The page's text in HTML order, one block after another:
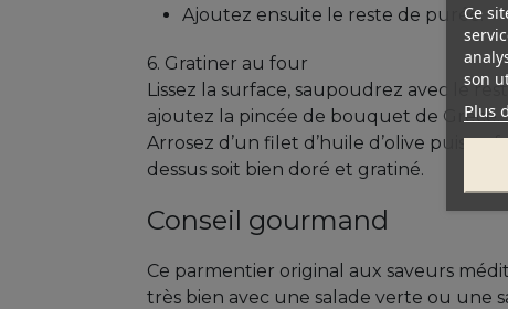
Ajoutez ensuite le reste de purée.
6. Gratiner au four
Lissez la surface, saupoudrez avec le
ajoutez la pincée de bouquet de Grèce.
Arrosez d’un filet d’huile d’olive puis
dessus soit bien doré et gratiné.
Conseil gourmand
Ce parmentier original aux saveurs
très bien avec une salade verte ou une
Ce
son
Plus